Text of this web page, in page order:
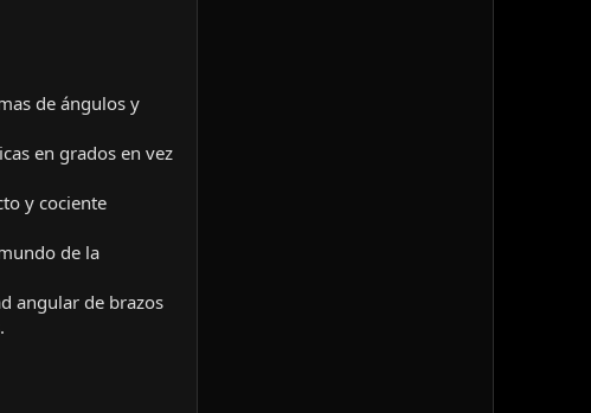
de ángulos y
en grados en vez
y cociente
de la
angular de brazos